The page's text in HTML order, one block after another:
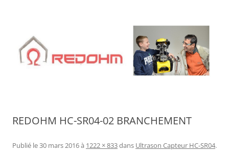
REDOHM HC-SR04-02 BRANCHEMENT
Publié le30 mars 2016à 1222 × 833dans Ultrason Capteur HC-SR04.